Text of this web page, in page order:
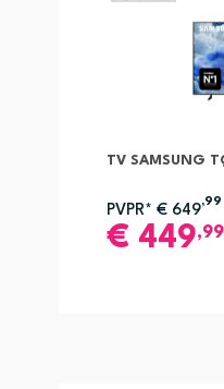
TV SAMSUNG
PVPR* € 649
,99
€ 449,99